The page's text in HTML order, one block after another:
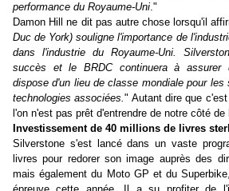
performance du Royaume-Uni."
Damon Hill ne dit pas autre chose lorsqu'il
Duc de York) souligne l'importance de
dans l'industrie du Royaume-Uni.
succès et le BRDC continuera à assurer
dispose d'un lieu de classe mondiale pour
technologies associées." Autant dire que
l'on n'est pas prêt d'entrendre de notre côté
Investissement de 40 millions de livres
Silverstone s'est lancé dans un vaste
livres pour redorer son image auprès des
mais également du Moto GP et du